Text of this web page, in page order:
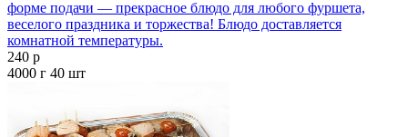
форме подачи — прекрасное блюдо для любого фуршета,
веселого праздника и торжества! Блюдо доставляется
комнатной температуры.
240 р
4000 г 40 шт